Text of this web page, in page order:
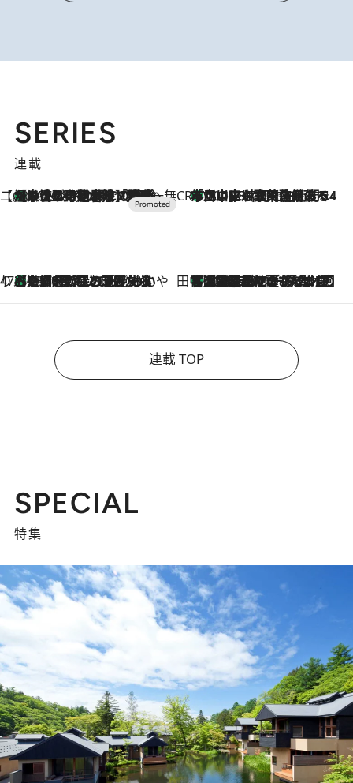
SERIES
連載
【CREA×星野リゾート】唯一無二。癒しと発見が待つ場所へ
2026.8.7
【トンボの足水浴】ヒノキの香りに包まれて涼感マックス！約13℃の湧水かけ流しを避暑地「星野温泉 トンボの湯」で体験 CREA'S CHOICE
2026.8.7
「立川にも歌舞伎があるんだよ」 片岡仁左衛門・市川中車ら豪華座組みで4年目の立川立飛歌舞伎へ
47都道府県の手みやげ ひんやりスイーツで夏を満喫
2026.8.7
【京都府】この夏絶対食べたい 冷やしておいしいおやつ3選 ひと口目から心を掴む新緑のテリーヌ 田中稲の勝手に再ブーム
2026.8.7
「湘南乃風に憧れて」観客大盛上がりの“タオル回し”に、ラッパー顔負けの高速歌唱まで…さだまさし（74）のアグレッシブすぎる現在地
連載 TOP
SPECIAL
特集